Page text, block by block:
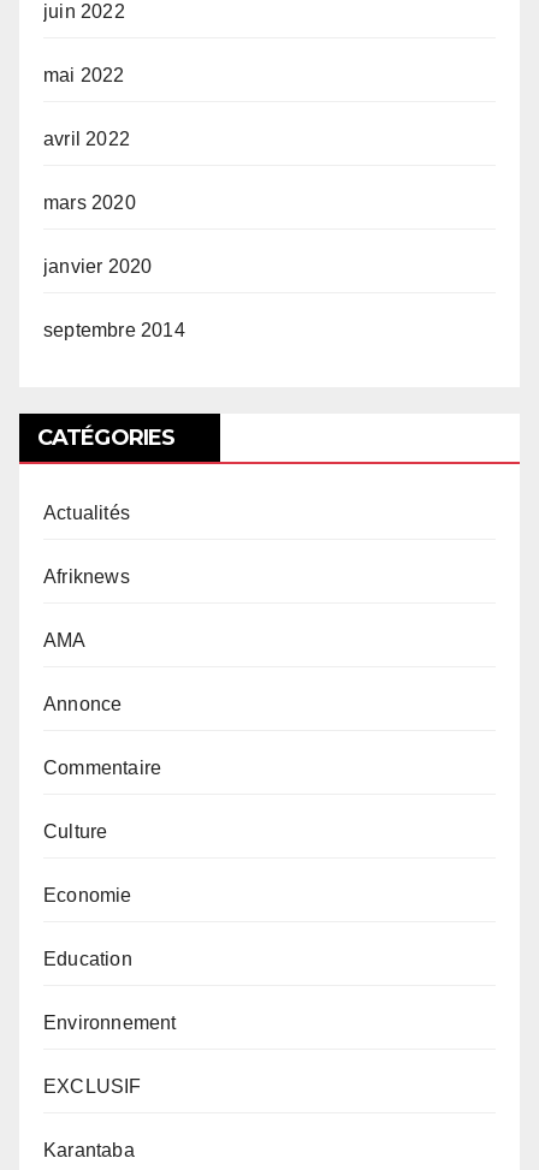
juin 2022
mai 2022
avril 2022
mars 2020
janvier 2020
septembre 2014
CATÉGORIES
Actualités
Afriknews
AMA
Annonce
Commentaire
Culture
Economie
Education
Environnement
EXCLUSIF
Karantaba